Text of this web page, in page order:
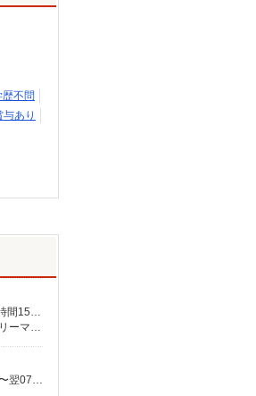
歴不問
あり
月給265,000円〜 ★介護福祉士の方は資格手当20,000円／月 別途交通費支給（30,000円上限／月） 別途残業手当（月平均残業時間15時間）残業代全額支給
【板橋営業所】東京都板橋区蓮根三丁目28-13 ピュアフォレスト西台102号室 【小平営業所】東京都小平市仲町571番地2 ラリーマンション1F東 【在宅介護センター調布】東京都調布市国領町五丁目4-17 パレス調布1990A館 【在宅介護センター府中】東京都府中市武蔵台二丁目20-16 メゾンド樹庵1階 【立川営業所】東京都立川市富士見町一丁目21-18 野村ビル101号室 【在宅介護センター成瀬】東京都町田市南成瀬五丁目1-6 コーポ台益ナルセ B1F
時給1,490円〜2,000円 ★土日祝日は時給100円アップ！ ・身体介護手当:500円/時間 ・早朝夜間深夜手当:300円/時間 （18:00〜翌07:59の時間帯） ・ICT手当:2,000円/月 ・深夜割増は別途支給 ・ケア→ケアの移動時間も賃金（時給）を支給 ・居住支援特別手当:120円/時間含む ※給与幅は資格・経験等による